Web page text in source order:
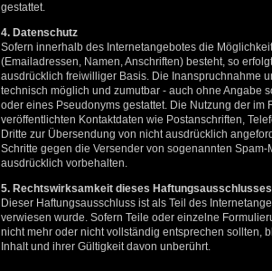
gestattet.
4. Datenschutz
Sofern innerhalb des Internetangebotes die
(Emailadressen, Namen, Anschriften) besteht, so
ausdrücklich freiwilliger Basis. Die Inanspruchnahme
technisch möglich und zumutbar - auch ohne Angabe
oder eines Pseudonyms gestattet. Die Nutzung der
veröffentlichten Kontaktdaten wie Postanschriften,
Dritte zur Übersendung von nicht ausdrücklich
Schritte gegen die Versender von sogenannten
ausdrücklich vorbehalten.
5. Rechtswirksamkeit dieses Haftungsausschlusses
Dieser Haftungsausschluss ist als Teil des
verwiesen wurde. Sofern Teile oder einzelne
nicht mehr oder nicht vollständig entsprechen sollten,
Inhalt und ihrer Gültigkeit davon unberührt.